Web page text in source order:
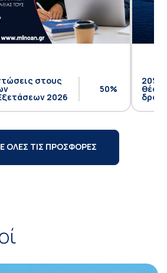
στους
2026
50%
20%
θέση
ΟΛΕΣ ΤΙΣ ΠΡΟΣΦΟΡΕΣ